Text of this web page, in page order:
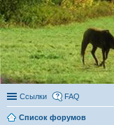
Ссылки FAQ
Список форумов